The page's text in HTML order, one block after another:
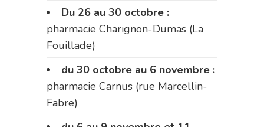
Du 26 au 30 octobre :
pharmacie Charignon-Dumas (La
Fouillade)
du 30 octobre au 6 novembre :
pharmacie Carnus (rue Marcellin-
Fabre)